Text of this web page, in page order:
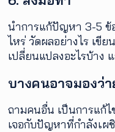
นำการแก้ปัญหา 3-5 ข้
ไหร่ วัดผลอย่างไร เขี
เปลี่ยนแปลงอะไรบ้าง
บางคนอาจมองว่
ถามคนอื่น เป็นการแก้
เจอกับปัญหาที่กำลังเผ